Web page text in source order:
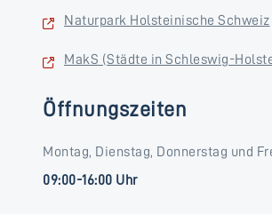
Naturpark Holsteinische Schweiz
MakS (Städte in Schleswig-
Öffnungszeiten
Montag, Dienstag, Donnerstag und
09:00-16:00 Uhr